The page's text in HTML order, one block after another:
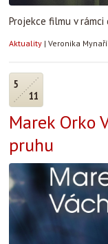
Projekce filmu v
Aktuality | Veronika
5
11
Marek Orko
pruhu